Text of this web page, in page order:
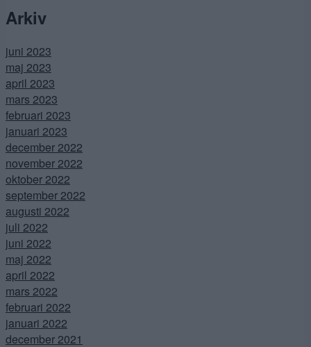
Arkiv
juni 2023
maj 2023
april 2023
mars 2023
februari 2023
januari 2023
december 2022
november 2022
oktober 2022
september 2022
augusti 2022
juli 2022
juni 2022
maj 2022
april 2022
mars 2022
februari 2022
januari 2022
december 2021